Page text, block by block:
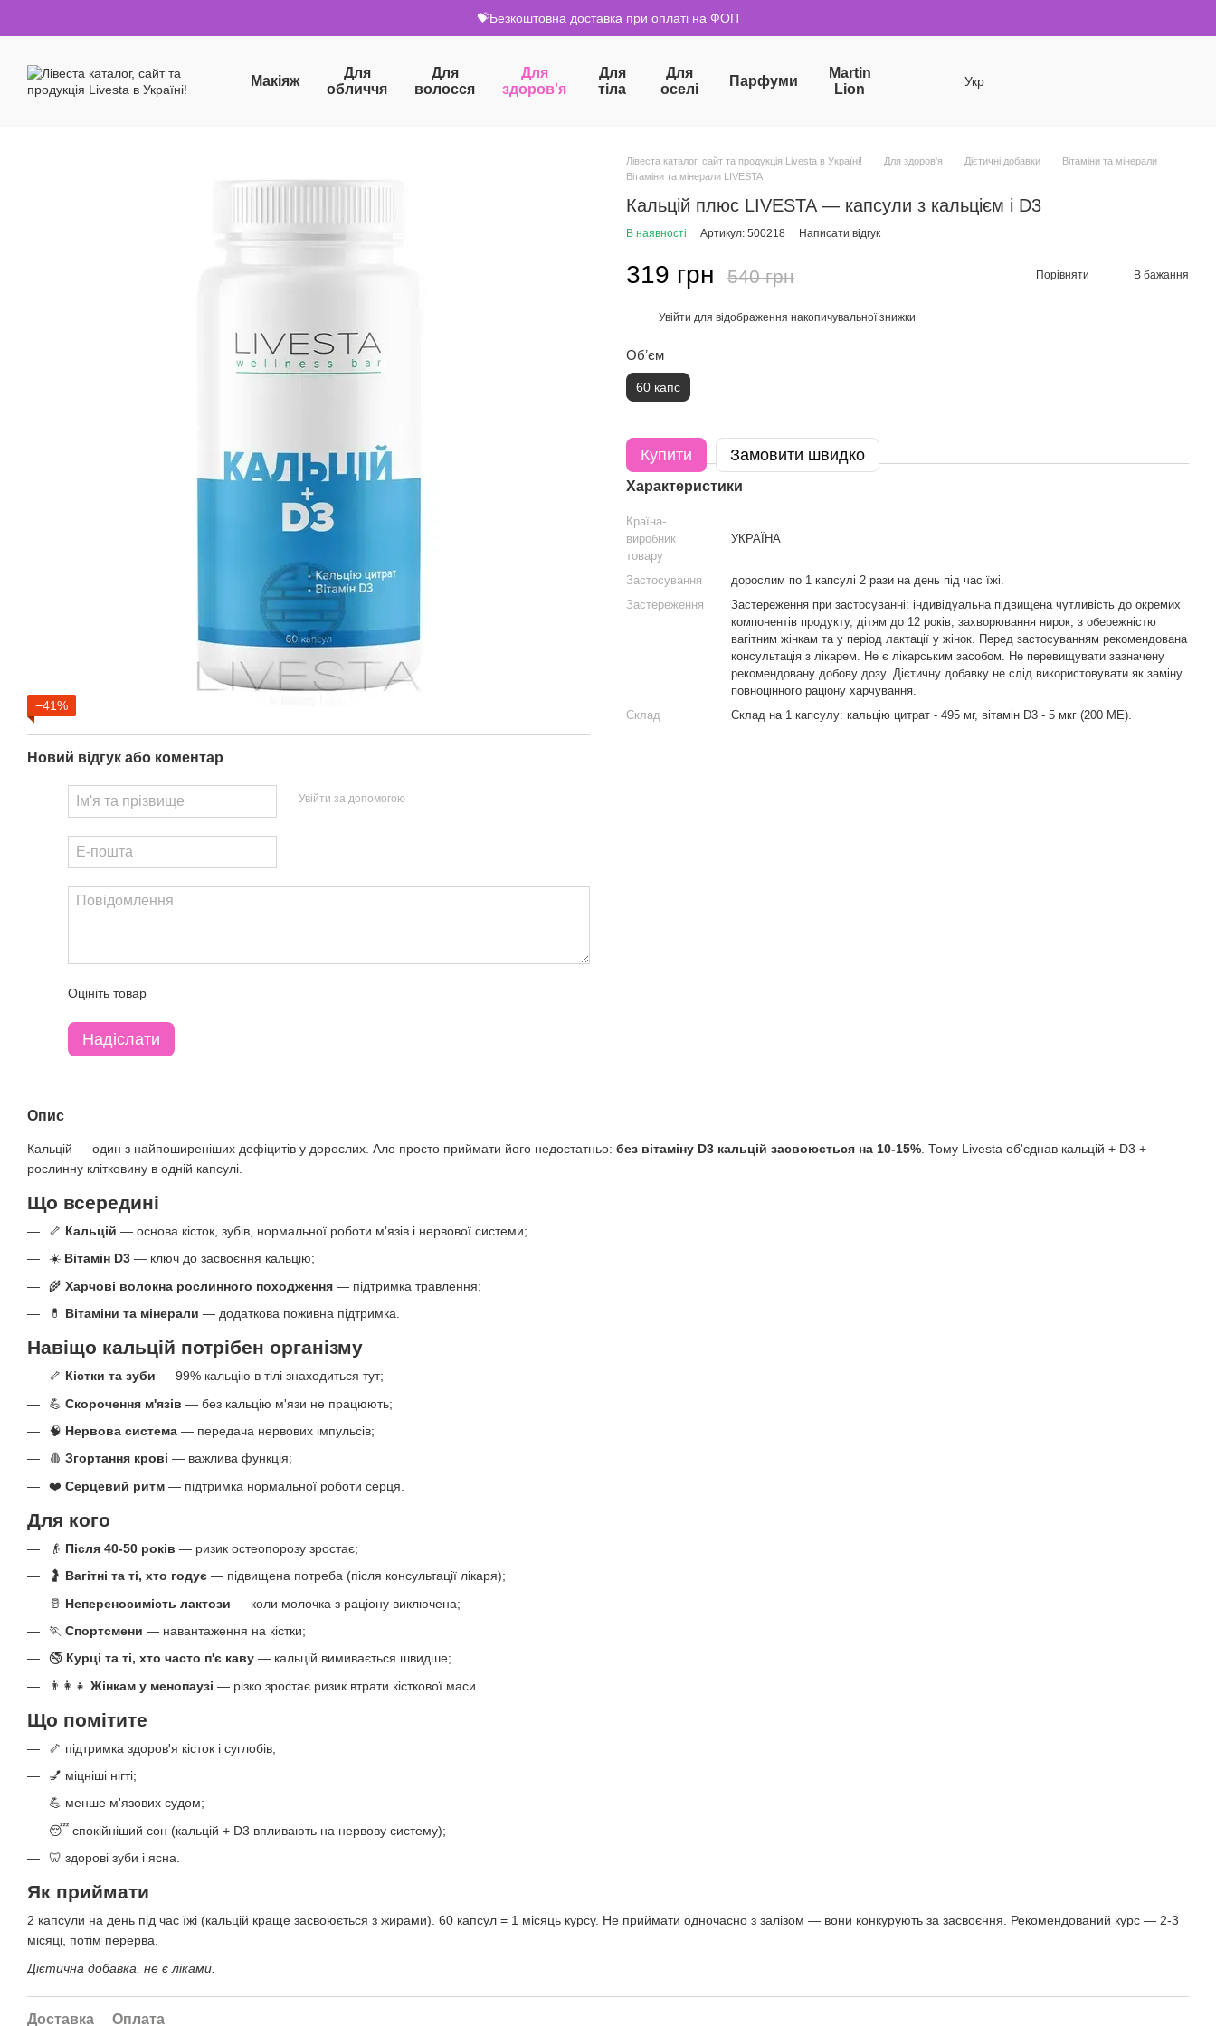
💝Безкоштовна доставка при оплаті на ФОП
Макіяж
Для
обличчя
Для
волосся
Для
здоров'я
Для
тіла
Для
оселі
Парфуми
Martin
Lion
Укр
−41%
Новий відгук або коментар
Увійти за допомогою
Оцініть товар
Надіслати
Лівеста каталог, сайт та продукція Livesta в Україні! Для здоров'я Дієтичні добавки
Вітаміни та мінерали
Вітаміни та мінерали LIVESTA
Кальцій плюс LIVESTA — капсули з кальцієм і D3
В наявності Артикул: 500218 Написати відгук
319 грн 540 грн Порівняти В бажання
Увійти для відображення накопичувальної знижки
Обʼєм
60 капс
Купити Замовити швидко
Характеристики
Країна-
виробник
товару
УКРАЇНА
Застосування
дорослим по 1 капсулі 2 рази на день під час їжі.
Застереження
Застереження при застосуванні: індивідуальна підвищена чутливість до окремих
компонентів продукту, дітям до 12 років, захворювання нирок, з обережністю
вагітним жінкам та у період лактації у жінок. Перед застосуванням рекомендована
консультація з лікарем. Не є лікарським засобом. Не перевищувати зазначену
рекомендовану добову дозу. Дієтичну добавку не слід використовувати як заміну
повноцінного раціону харчування.
Склад
Склад на 1 капсулу: кальцію цитрат - 495 мг, вітамін D3 - 5 мкг (200 МЕ).
Опис
Кальцій — один з найпоширеніших дефіцитів у дорослих. Але просто приймати його недостатньо: без вітаміну D3 кальцій засвоюється на 10-15% . Тому Livesta об'єднав кальцій + D3 +
рослинну клітковину в одній капсулі.
Що всередині
🦴 Кальцій — основа кісток, зубів, нормальної роботи м'язів і нервової системи;
☀️ Вітамін D3 — ключ до засвоєння кальцію;
🌾 Харчові волокна рослинного походження — підтримка травлення;
💊 Вітаміни та мінерали — додаткова поживна підтримка.
Навіщо кальцій потрібен організму
🦴 Кістки та зуби — 99% кальцію в тілі знаходиться тут;
💪 Скорочення м'язів — без кальцію м'язи не працюють;
🧠 Нервова система — передача нервових імпульсів;
🩸 Згортання крові — важлива функція;
❤️ Серцевий ритм — підтримка нормальної роботи серця.
Для кого
👴 Після 40-50 років — ризик остеопорозу зростає;
🤰 Вагітні та ті, хто годує — підвищена потреба (після консультації лікаря);
🥛 Непереносимість лактози — коли молочка з раціону виключена;
🏃 Спортсмени — навантаження на кістки;
🚭 Курці та ті, хто часто п'є каву — кальцій вимивається швидше;
👨‍👩‍👧 Жінкам у менопаузі — різко зростає ризик втрати кісткової маси.
Що помітите
🦴 підтримка здоров'я кісток і суглобів;
💅 міцніші нігті;
💪 менше м'язових судом;
😴 спокійніший сон (кальцій + D3 впливають на нервову систему);
🦷 здорові зуби і ясна.
Як приймати
2 капсули на день під час їжі (кальцій краще засвоюється з жирами). 60 капсул = 1 місяць курсу. Не приймати одночасно з залізом — вони конкурують за засвоєння. Рекомендований курс — 2-3
місяці, потім перерва.
Дієтична добавка, не є ліками.
Доставка Оплата